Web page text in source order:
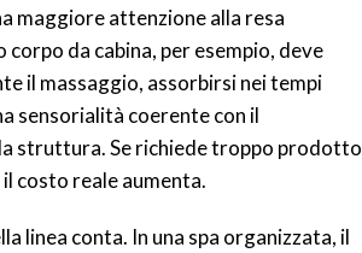
maggiore attenzione alla resa
corpo da cabina, per esempio, deve
il massaggio, assorbirsi nei tempi
sensorialità coerente con il
struttura. Se richiede troppo prodotto
costo reale aumenta.
linea conta. In una spa organizzata, il